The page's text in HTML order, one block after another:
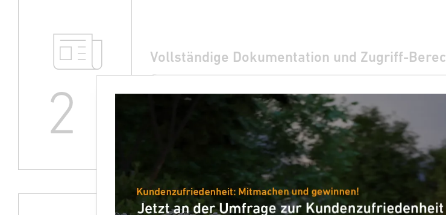
2
Vollständige Dokumentation und Zugriff-
System.
Sie erhalten eine umfassende
STEINEL Connect App zur Wartung der